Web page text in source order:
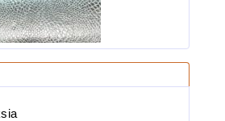
2.90€